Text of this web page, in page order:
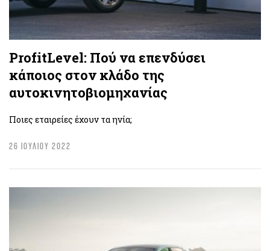
ProfitLevel: Πού να επενδύσει
κάποιος στον κλάδο της
αυτοκινητοβιομηχανίας
Ποιες εταιρείες έχουν τα ηνία;
26 ΙΟΥΛΙΟΥ 2022